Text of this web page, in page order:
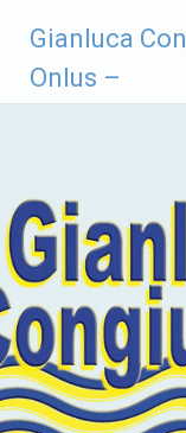
contenuto
Gianluca
Onlus –